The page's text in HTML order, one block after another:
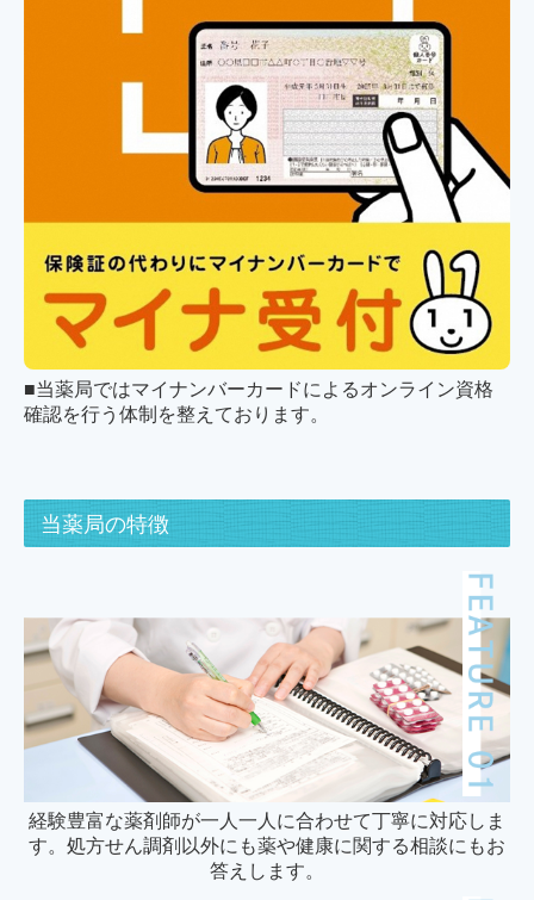
■当薬局ではマイナンバーカードによるオンライン資格
確認を行う体制を整えております。
当薬局の特徴
経験豊富な薬剤師が一人一人に合わせて丁寧に対応しま
す。処方せん調剤以外にも薬や健康に関する相談にもお
答えします。